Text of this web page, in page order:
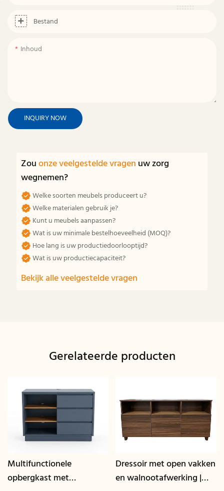
Bestand
Inhoud
INQUIRY NOW
Zouonze veelgestelde vragen uw zorg
wegnemen?
Welke soorten meubels produceert u?
Welke materialen gebruik je?
Kunt u meubels aanpassen?
Wat is uw minimale bestelhoeveelheid (MOQ)?
Hoe lang is uw productiedoorlooptijd?
Wat is uw productiecapaciteit?
Bekijk alle veelgestelde vragen
Gerelateerde producten
Multifunctionele
opbergkast met
Dressoir met open vakken
en walnootafwerking |